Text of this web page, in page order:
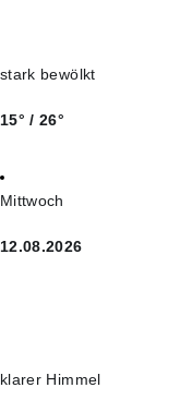
stark bewölkt
15° / 26°
Mittwoch
12.08.2026
klarer Himmel